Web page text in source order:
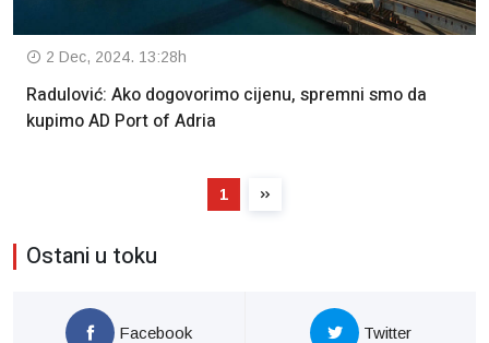
2 Dec, 2024. 13:28h
Radulović: Ako dogovorimo cijenu, spremni smo da
kupimo AD Port of Adria
1
Ostani u toku
Facebook Twitter